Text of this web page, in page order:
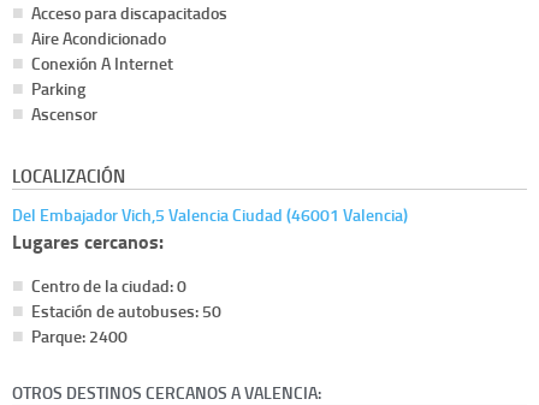
Acceso para discapacitados
Aire Acondicionado
Conexión A Internet
Parking
Ascensor
LOCALIZACIÓN
Del Embajador Vich,5 Valencia Ciudad (46001 Valencia)
Lugares cercanos:
Centro de la ciudad: 0
Estación de autobuses: 50
Parque: 2400
OTROS DESTINOS CERCANOS A VALENCIA: